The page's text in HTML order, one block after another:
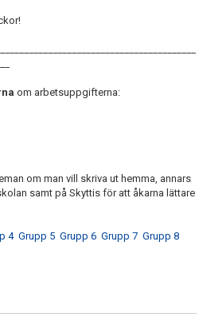
om arbetsuppgifterna:
om man vill skriva ut hemma, annars
samt på Skyttis för att åkarna lättare
4 Grupp 5 Grupp 6 Grupp 7 Grupp 8